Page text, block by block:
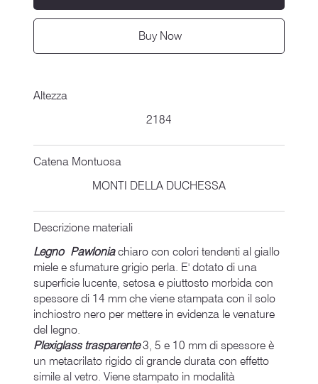
Buy Now
Altezza
2184
Catena Montuosa
MONTI DELLA DUCHESSA
Descrizione materiali
Legno Pawloniachiaro con colori tendenti al giallo
miele e sfumature grigio perla. E' dotato di una
superficie lucente, setosa e piuttosto morbida con
spessore di 14 mm che viene stampata con il solo
inchiostro nero per mettere in evidenza le venature
del legno.
Plexiglass trasparente3, 5 e 10 mm di spessore è
un metacrilato rigido di grande durata con effetto
simile al vetro. Viene stampato in modalità